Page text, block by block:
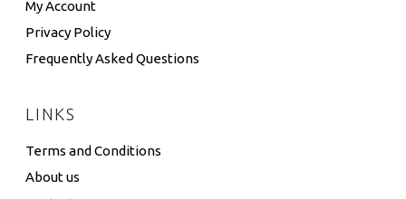
My Account
Privacy Policy
Frequently Asked Questions
LINKS
Terms and Conditions
About us